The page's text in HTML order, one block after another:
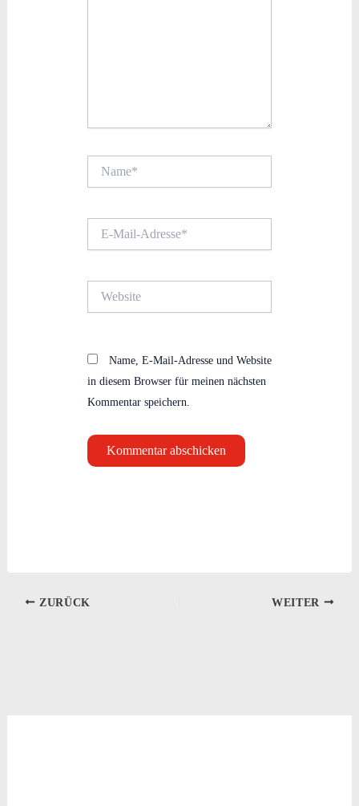
Mail-
Name, E-Mail-Adresse und Website
in diesem Browser für meinen nächsten
Kommentar speichern.
ZURÜCK WEITER